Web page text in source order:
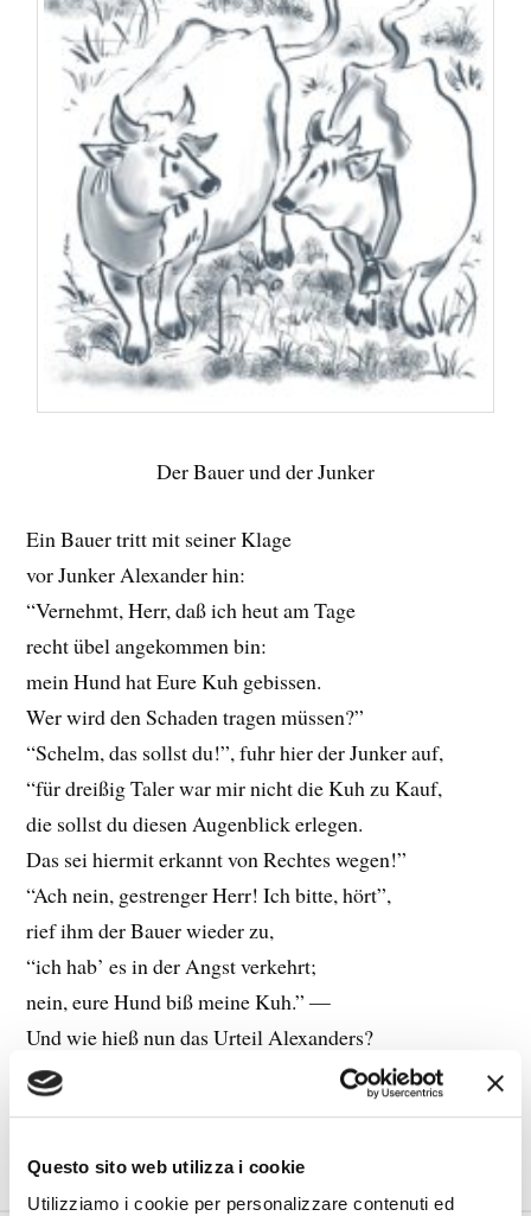
Questo sito web utilizza i cookie
Utilizziamo i cookie per personalizzare contenuti ed
Der Bauer und der Junker
Ein Bauer tritt mit seiner Klage
vor Junker Alexander hin:
“Vernehmt, Herr, daß ich heut am Tage
recht übel angekommen bin:
mein Hund hat Eure Kuh gebissen.
Wer wird den Schaden tragen müssen?”
“Schelm, das sollst du!”, fuhr hier der Junker auf,
“für dreißig Taler war mir nicht die Kuh zu Kauf,
die sollst du diesen Augenblick erlegen.
Das sei hiermit erkannt von Rechtes wegen!”
“Ach nein, gestrenger Herr! Ich bitte, hört”,
rief ihm der Bauer wieder zu,
“ich hab’ es in der Angst verkehrt;
nein, eure Hund biß meine Kuh.” —
Und wie hieß nun das Urteil Alexanders?
“Ja, Bauer! Das ist ganz was anders.”
LEGGI TUTTO